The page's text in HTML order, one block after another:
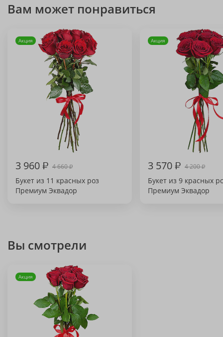
Вам может понравиться
Акция
3 960₽ 4 660₽
Букет из 11 красных роз
Премиум Эквадор
Акция
3 570₽ 4 200₽
Букет из 9 красных
Премиум Эквадор
Вы смотрели
Акция